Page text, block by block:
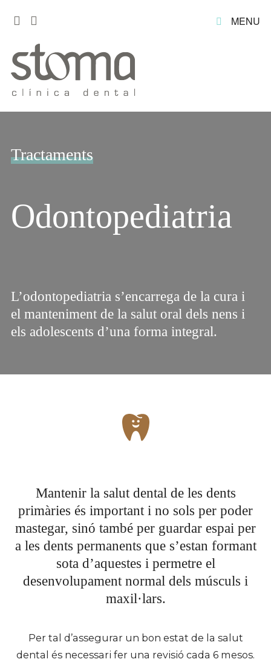
MENU
Tractaments
Odontopediatria
L’odontopediatria s’encarrega de la cura i
el manteniment de la salut oral dels nens i
els adolescents d’una forma integral.
Mantenir la salut dental de les dents
primàries és important i no sols per poder
mastegar, sinó també per guardar espai per
a les dents permanents que s’estan formant
sota d’aquestes i permetre el
desenvolupament normal dels músculs i
maxil·lars.
Per tal d’assegurar un bon estat de la salut
dental és necessari fer una revisió cada 6 mesos.